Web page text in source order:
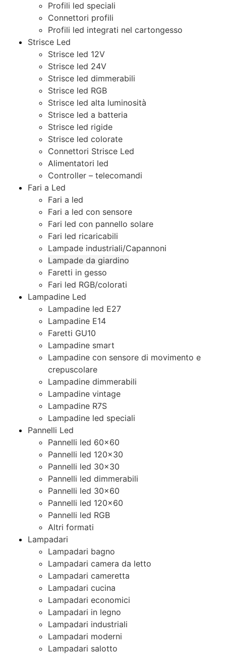
Profili led speciali
Connettori profili
Profili led integrati nel cartongesso
Strisce Led
Strisce led 12V
Strisce led 24V
Strisce led dimmerabili
Strisce led RGB
Strisce led alta luminosità
Strisce led a batteria
Strisce led rigide
Strisce led colorate
Connettori Strisce Led
Alimentatori led
Controller – telecomandi
Fari a Led
Fari a led
Fari a led con sensore
Fari led con pannello solare
Fari led ricaricabili
Lampade industriali/Capannoni
Lampade da giardino
Faretti in gesso
Fari led RGB/colorati
Lampadine Led
Lampadine led E27
Lampadine E14
Faretti GU10
Lampadine smart
Lampadine con sensore di movimento e
crepuscolare
Lampadine dimmerabili
Lampadine vintage
Lampadine R7S
Lampadine led speciali
Pannelli Led
Pannelli led 60×60
Pannelli led 120×30
Pannelli led 30×30
Pannelli led dimmerabili
Pannelli led 30×60
Pannelli led 120×60
Pannelli led RGB
Altri formati
Lampadari
Lampadari bagno
Lampadari camera da letto
Lampadari cameretta
Lampadari cucina
Lampadari economici
Lampadari in legno
Lampadari industriali
Lampadari moderni
Lampadari salotto